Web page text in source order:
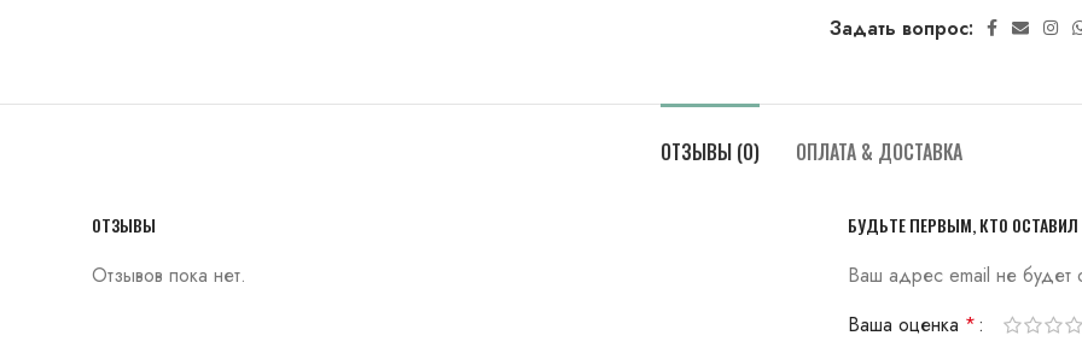
Задать вопрос:
ОТЗЫВЫ (0) ОПЛАТА & ДОСТАВКА
ОТЗЫВЫ
Отзывов пока нет.
БУДЬТЕ ПЕРВЫМ, КТО
Ваш адрес email не будет
Ваша оценка *